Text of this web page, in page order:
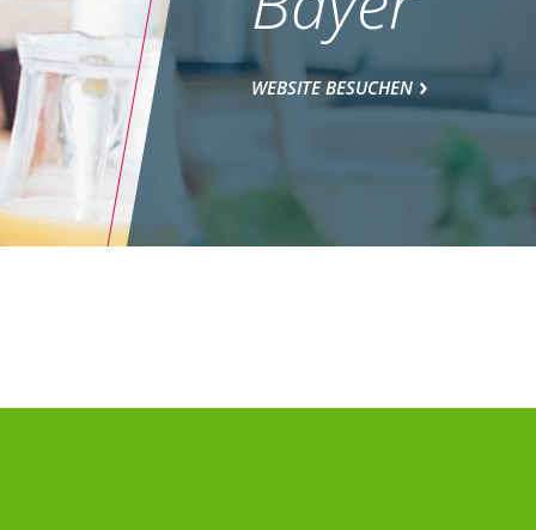
WEBSITE BESUCHEN